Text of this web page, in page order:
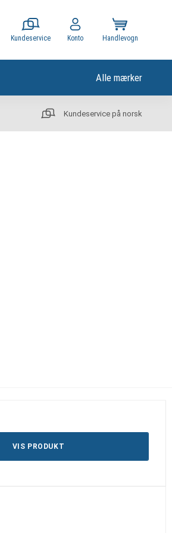
Kundeservice Konto Handlevogn
Alle mærker
Kundeservice på norsk
VIS PRODUKT